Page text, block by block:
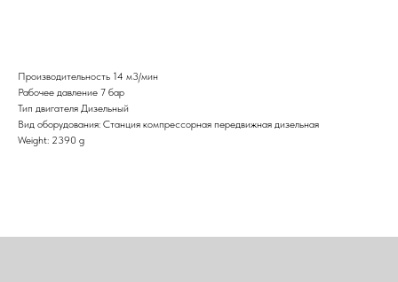
Производительность 14 м3/мин
Рабочее давление 7 бар
Тип двигателя Дизельный
Вид оборудования: Станция компрессорная передвижная дизельная
Weight: 2390 g